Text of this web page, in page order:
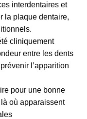
interdentaires et
la plaque dentaire,
cliniquement
entre les dents
l’apparition
pour une bonne
où apparaissent